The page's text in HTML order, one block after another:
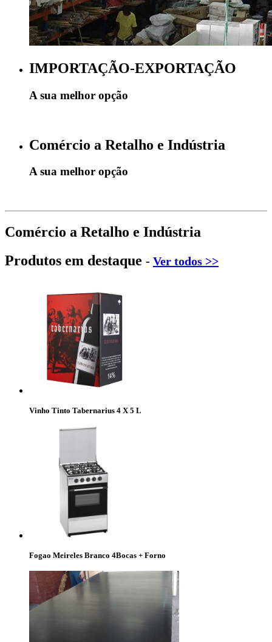
IMPORTAÇÃO-EXPORTAÇÃO
A sua melhor opção
Comércio a Retalho e Indústria
A sua melhor opção
Comércio a Retalho e Indústria
Produtos em destaque - Ver todos >>
Vinho Tinto Tabernarius 4 X 5 L
Fogao Meireles Branco 4Bocas + Forno